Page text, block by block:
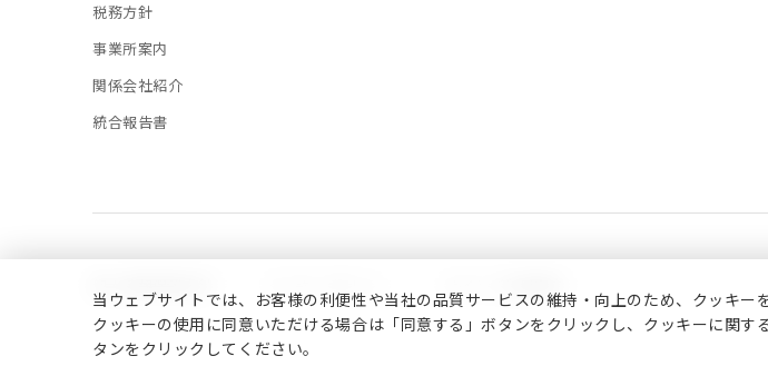
税務方針
事業所案内
関係会社紹介
統合報告書
当ウェブサイトでは、お客様の利便性や当社の品質サービスの維持・向上のため、クッキー
クッキーの使用に同意いただける場合は「同意する」ボタンをクリックし、クッキーに関す
タンをクリックしてください。